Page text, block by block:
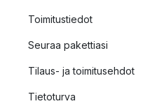
Toimitustiedot
Seuraa pakettiasi
Tilaus- ja toimitusehdot
Tietoturva